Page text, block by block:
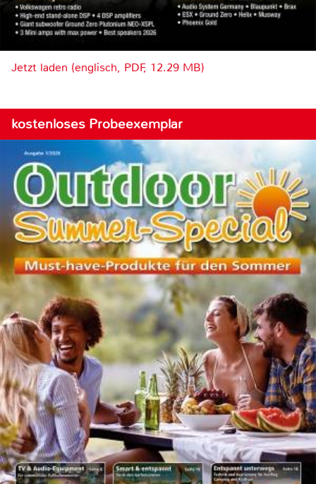
Jetzt laden (englisch, PDF, 12.29 MB)
kostenloses Probeexemplar